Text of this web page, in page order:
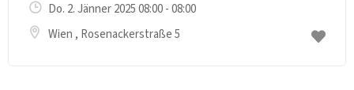
Do. 2. Jänner 2025 08:00 - 08:00
Wien , Rosenackerstraße 5